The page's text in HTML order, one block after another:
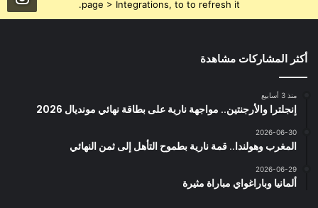
page > Integrations, to to refresh it.
أكثر المشاركات مشاهدة
منذ 3 أسابيع
إنجلترا والأرجنتين.. مواجهة نارية على بطاقة نهائي مونديال 2026
2026-06-30
المغرب وهولندا.. قمة نارية بطموح التأهل إلى ثمن النهائي
2026-06-29
ألمانيا وباراغواي مباراة مثيرة